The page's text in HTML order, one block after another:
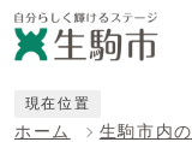
現在位置
ホーム 生駒市内